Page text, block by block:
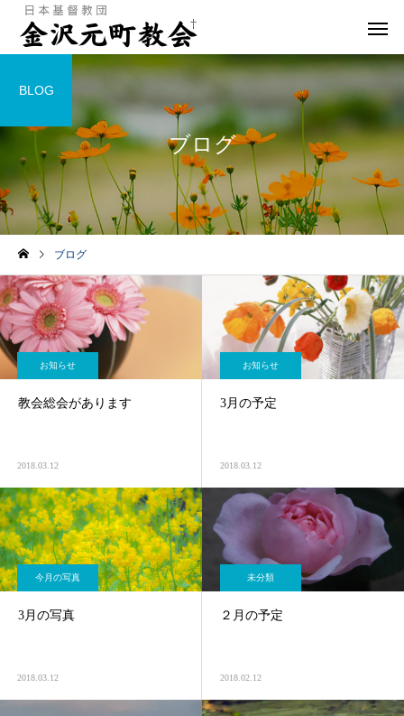
ブログ
BLOG
ブログ
お知らせ
教会総会があります
2018.03.12
お知らせ
3月の予定
2018.03.12
今月の写真
3月の写真
2018.03.12
未分類
２月の予定
2018.02.12